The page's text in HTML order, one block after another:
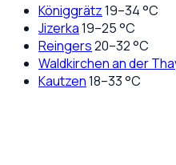
Königgrätz19–34°C
Jizerka19–25°C
Reingers20–32°C
Waldkirchen an der
Kautzen18–33°C